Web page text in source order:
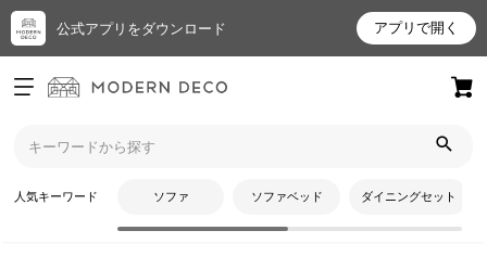
公式アプリをダウンロード アプリで開く
ログイン
新規会員登録
お
人気キーワード ソファ ソファベッド ダイニングセット
トップ ベッド キッズベッド